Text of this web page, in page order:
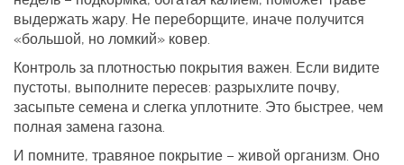
выдержать жару. Не переборщите, иначе получится
«большой, но ломкий» ковер.
Контроль за плотностью покрытия важен. Если видите
пустоты, выполните пересев: разрыхлите почву,
засыпьте семена и слегка уплотните. Это быстрее, чем
полная замена газона.
И помните, травяное покрытие – живой организм. Оно